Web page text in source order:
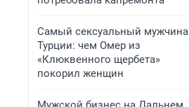
Самый сексуальный мужчина
Турции: чем Омер из
«Клюквенного щербета»
покорил женщин